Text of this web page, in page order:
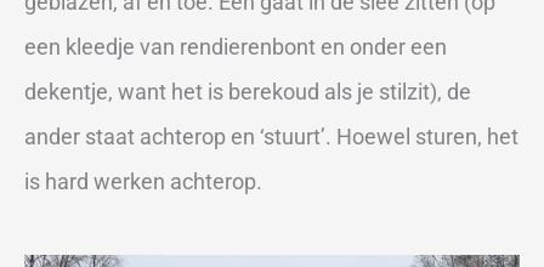
een kleedje van rendierenbont en onder een
dekentje, want het is berekoud als je stilzit), de
ander staat achterop en ‘stuurt’. Hoewel sturen, het
is hard werken achterop.